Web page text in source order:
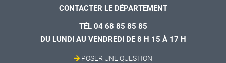
CONTACTER LE DÉPARTEMENT
TÉL 04 68 85 85 85
DU LUNDI AU VENDREDI DE 8 H 15 À 17 H
POSER UNE QUESTION